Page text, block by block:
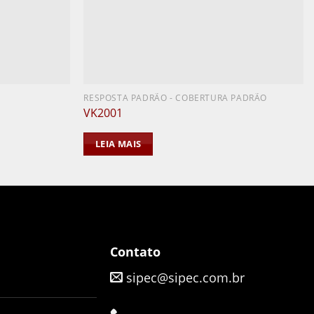
RESPOSTA PADRÃO - COBERTURA PADRÃO
VK2001
LEIA MAIS
Contato
sipec@sipec.com.br